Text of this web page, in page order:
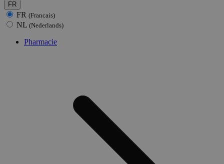
FR
FR (Francais)
NL (Nederlands)
Pharmacie